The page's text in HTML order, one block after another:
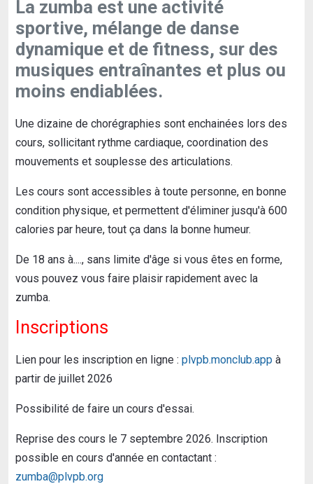
La zumba est une activité
sportive, mélange de danse
dynamique et de fitness, sur des
musiques entraînantes et plus ou
moins endiablées.
Une dizaine de chorégraphies sont enchainées lors des
cours, sollicitant rythme cardiaque, coordination des
mouvements et souplesse des articulations.
Les cours sont accessibles à toute personne, en bonne
condition physique, et permettent d'éliminer jusqu'à 600
calories par heure, tout ça dans la bonne humeur.
De 18 ans à...., sans limite d'âge si vous êtes en forme,
vous pouvez vous faire plaisir rapidement avec la
zumba.
Inscriptions
Lien pour les inscription en ligne : plvpb.monclub.app à
partir de juillet 2026
Possibilité de faire un cours d'essai.
Reprise des cours le 7 septembre 2026. Inscription
possible en cours d'année en contactant :
zumba@plvpb.org